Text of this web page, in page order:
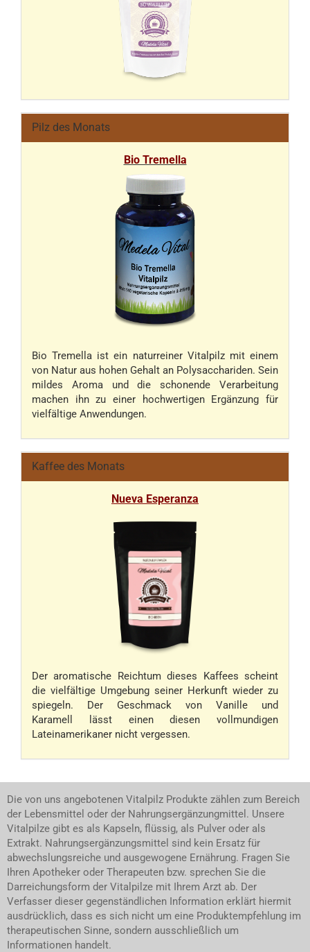
Pilz des Monats
Bio Tremella
Bio Tremella ist ein naturreiner Vitalpilz mit einem
von Natur aus hohen Gehalt an Polysacchariden. Sein
mildes Aroma und die schonende Verarbeitung
machen ihn zu einer hochwertigen Ergänzung für
vielfältige Anwendungen.
Kaffee des Monats
Nueva Esperanza
Der aromatische Reichtum dieses Kaffees scheint
die vielfältige Umgebung seiner Herkunft wieder zu
spiegeln. Der Geschmack von Vanille und
Karamell lässt einen diesen vollmundigen
Lateinamerikaner nicht vergessen.
Die von uns angebotenen Vitalpilz Produkte zählen zum Bereich
der Lebensmittel oder der Nahrungsergänzungmittel. Unsere
Vitalpilze gibt es als Kapseln, flüssig, als Pulver oder als
Extrakt. Nahrungsergänzungsmittel sind kein Ersatz für
abwechslungsreiche und ausgewogene Ernährung. Fragen Sie
Ihren Apotheker oder Therapeuten bzw. sprechen Sie die
Darreichungsform der Vitalpilze mit Ihrem Arzt ab. Der
Verfasser dieser gegenständlichen Information erklärt hiermit
ausdrücklich, dass es sich nicht um eine Produktempfehlung im
therapeutischen Sinne, sondern ausschließlich um
Informationen handelt.